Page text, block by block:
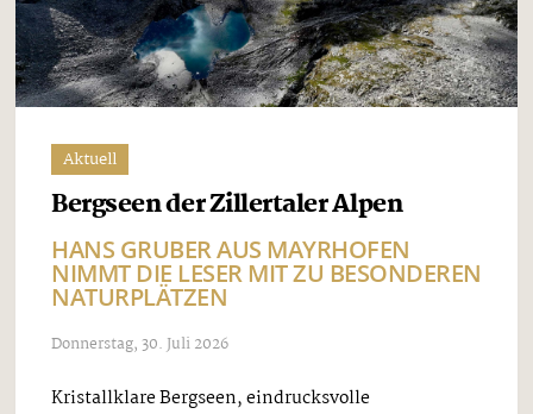
Aktuell
Bergseen der Zillertaler Alpen
HANS GRUBER AUS MAYRHOFEN
NIMMT DIE LESER MIT ZU BESONDEREN
NATURPLÄTZEN
Donnerstag, 30. Juli 2026
Kristallklare Bergseen, eindrucksvolle